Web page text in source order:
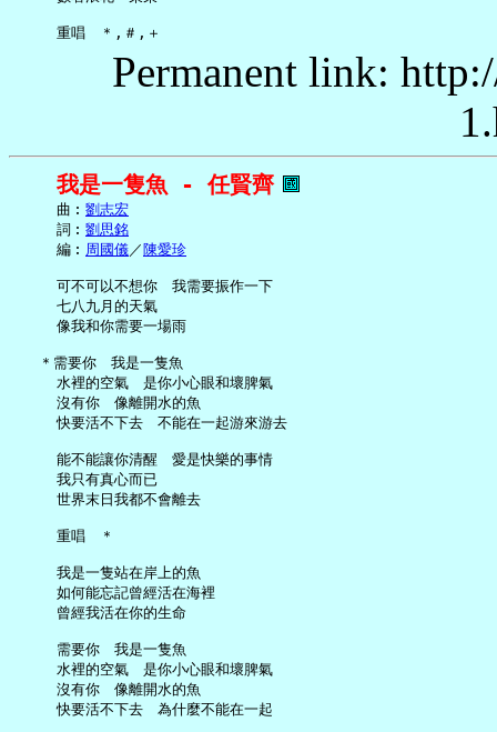
Permanent link:
我是一隻魚 - 任賢齊
     曲︰
劉志宏
     詞︰
劉思銘
     編︰
周國儀／ 陳愛珍
     可不可以不想你　我需要振作一下
     七八九月的天氣
     像我和你需要一場雨
   ＊需要你　我是一隻魚
     水裡的空氣　是你小心眼和壞脾氣
     沒有你　像離開水的魚
     快要活不下去　不能在一起游來游去
     能不能讓你清醒　愛是快樂的事情
     我只有真心而已
     世界末日我都不會離去
     重唱　＊
     我是一隻站在岸上的魚
     如何能忘記曾經活在海裡
     曾經我活在你的生命
     需要你　我是一隻魚
     水裡的空氣　是你小心眼和壞脾氣
     沒有你　像離開水的魚
     快要活不下去　為什麼不能在一起